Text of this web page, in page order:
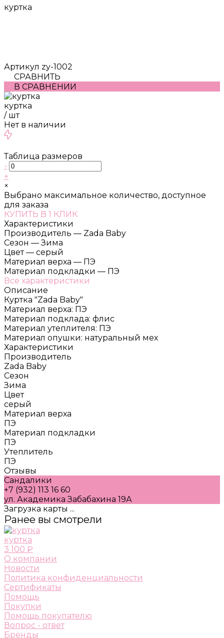
куртка
Артикул zy-1002
СРАВНИТЬ
В СРАВНЕНИИ
куртка
/ шт
Нет в наличии
Таблица размеров
-
+
×
Выбрано максимальное количество, доступное
для заказа
КУПИТЬ В 1 КЛИК
Характеристики
Производитель — Zada Baby
Сезон — Зима
Цвет — серый
Материал верха — ПЭ
Материал подкладки — ПЭ
Все характеристики
Описание
Куртка "Zada Baby"
Материал верха: ПЭ
Материал подклада: флис
Материал утеплителя: ПЭ
Материал опушки: натуральный мех
Характеристики
Производитель
Zada Baby
Сезон
Зима
Цвет
серый
Материал верха
ПЭ
Материал подкладки
ПЭ
Утеплитель
ПЭ
Отзывы
Сандалики
+7 (932) 113 16 60
ул. Академика Забабахина 19А
Загрузка карты ...
Ранее вы смотрели
куртка
3 100 ₽
О компании
Новости
Политика конфиденциальности
Сертификаты
Помощь
Покупки
Помощь покупателю
Вопрос - ответ
Бренды